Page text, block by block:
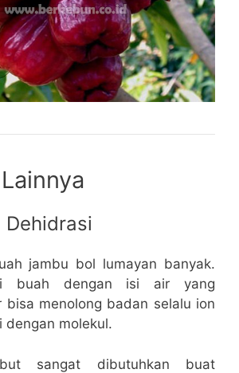
Dehidrasi
jambu bol lumayan banyak.
buah dengan isi air yang
bisa menolong badan selalu ion
dengan molekul.
sangat dibutuhkan buat